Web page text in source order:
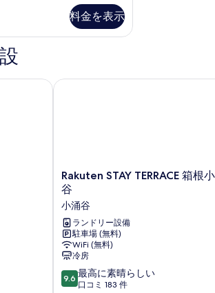
料金を表示
Rakuten
STAY
TERRACE
箱
根
小
涌
谷
小
涌
Rakuten STAY TERRACE 箱根
谷
小涌谷
ランドリー設備
駐車場 (無料)
WiFi (無料)
冷房
10
段
9.6 最高に素晴らしい
口コミ 183 件
Rakuten STAY TERRACE 箱根小涌